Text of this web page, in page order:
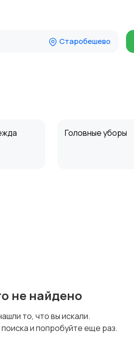
Старобешево
Головные уборы
не найдено
то, что вы искали.
и попробуйте еще раз.